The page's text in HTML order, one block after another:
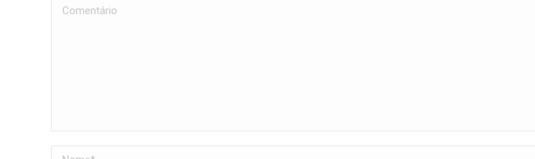
Comentário
Nome *